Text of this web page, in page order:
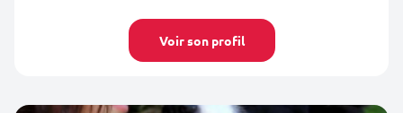
Voir son profil